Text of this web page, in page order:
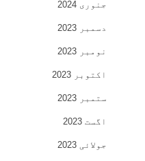
جنوری 2024
دسمبر 2023
نومبر 2023
اکتوبر 2023
ستمبر 2023
اگست 2023
جولائی 2023